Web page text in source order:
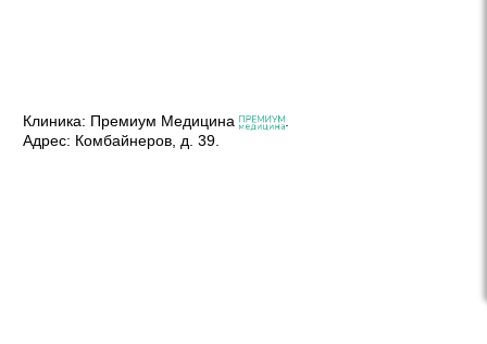
Клиника: Премиум Медицина
.
Адрес: Комбайнеров, д. 39.